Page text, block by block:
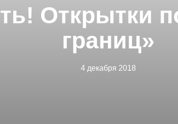
Открытки
границ»
4 декабря 2018